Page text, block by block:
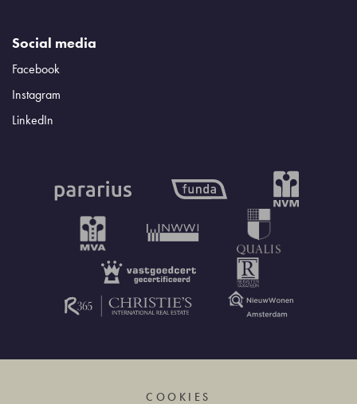
Social media
Facebook
Instagram
LinkedIn
COOKIES